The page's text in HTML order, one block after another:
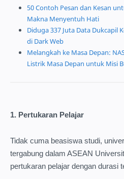
50 Contoh Pesan dan Kesan
Makna Menyentuh Hati
Diduga 337 Juta Data Dukcapil
di Dark Web
Melangkah ke Masa Depan:
Listrik Masa Depan untuk Misi
1. Pertukaran Pelajar
Tidak cuma beasiswa studi,
tergabung dalam ASEAN
pertukaran pelajar dengan durasi